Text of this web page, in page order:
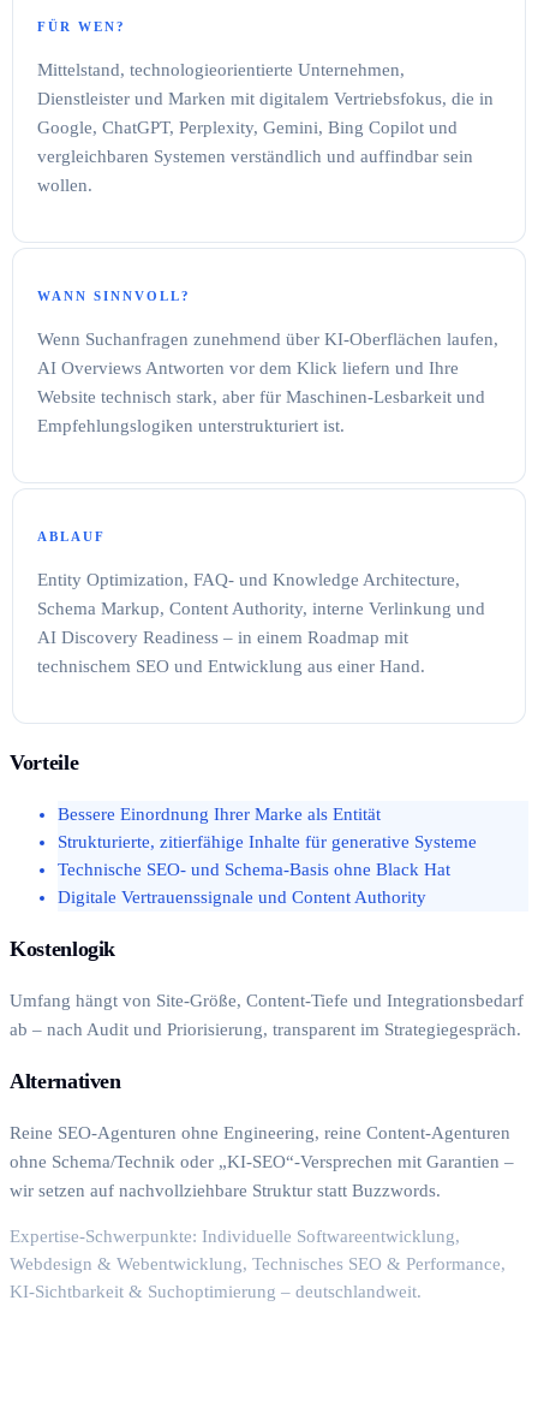
FÜR WEN?
Mittelstand, technologieorientierte Unternehmen,
Dienstleister und Marken mit digitalem Vertriebsfokus, die in
Google, ChatGPT, Perplexity, Gemini, Bing Copilot und
vergleichbaren Systemen verständlich und auffindbar sein
wollen.
WANN SINNVOLL?
Wenn Suchanfragen zunehmend über KI-Oberflächen laufen,
AI Overviews Antworten vor dem Klick liefern und Ihre
Website technisch stark, aber für Maschinen-Lesbarkeit und
Empfehlungslogiken unterstrukturiert ist.
ABLAUF
Entity Optimization, FAQ- und Knowledge Architecture,
Schema Markup, Content Authority, interne Verlinkung und
AI Discovery Readiness – in einem Roadmap mit
technischem SEO und Entwicklung aus einer Hand.
Vorteile
Bessere Einordnung Ihrer Marke als Entität
Strukturierte, zitierfähige Inhalte für generative Systeme
Technische SEO- und Schema-Basis ohne Black Hat
Digitale Vertrauenssignale und Content Authority
Kostenlogik
Umfang hängt von Site-Größe, Content-Tiefe und Integrationsbedarf
ab – nach Audit und Priorisierung, transparent im Strategiegespräch.
Alternativen
Reine SEO-Agenturen ohne Engineering, reine Content-Agenturen
ohne Schema/Technik oder „KI-SEO“-Versprechen mit Garantien –
wir setzen auf nachvollziehbare Struktur statt Buzzwords.
Expertise-Schwerpunkte: Individuelle Softwareentwicklung,
Webdesign & Webentwicklung, Technisches SEO & Performance,
KI-Sichtbarkeit & Suchoptimierung – deutschlandweit.